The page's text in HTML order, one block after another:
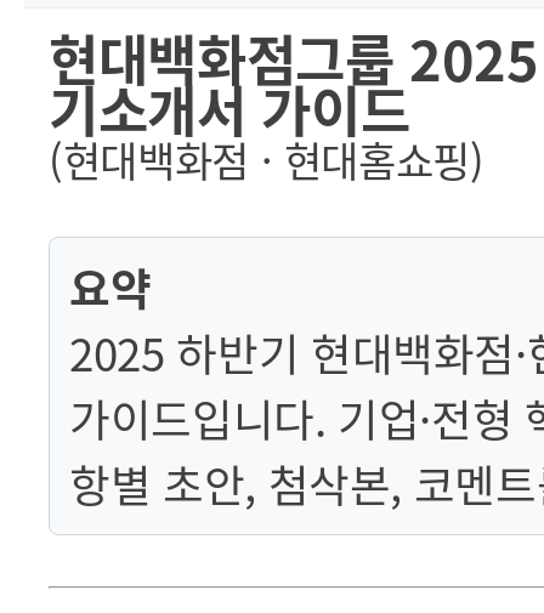
현대백화점그룹
기소개서 가이드
(현대백화점 · 현대홈쇼핑)
요약
2025 하반기 현대백화점
가이드입니다. 기업·전
항별 초안, 첨삭본, 코멘